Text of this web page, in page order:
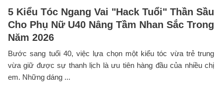
5 Kiểu Tóc Ngang Vai "Hack Tuổi" Thần Sầu
Cho Phụ Nữ U40 Nâng Tầm Nhan Sắc Trong
Năm 2026
Bước sang tuổi 40, việc lựa chọn một kiểu tóc vừa trẻ trung
vừa giữ được sự thanh lịch là ưu tiên hàng đầu của nhiều chị
em. Những dáng ...